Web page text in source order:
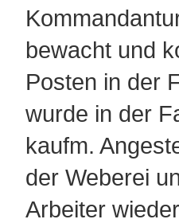
bewacht und
Posten in der
wurde in der
kaufm.
der Weberei
Arbeiter